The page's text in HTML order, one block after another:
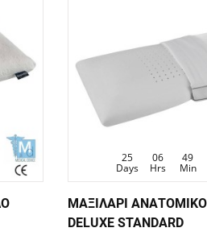
25
Days
06
Hrs
49
Min
ΜΑΞΙΛΑΡΙ ΑΝΑΤΟΜΙΚΟ
DELUXE STANDARD